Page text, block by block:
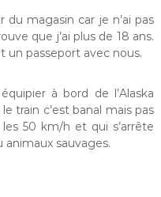
magasin car je n’ai pas
que j’ai plus de 18 ans.
un passeport avec nous.
à bord de l’Alaska
train c’est banal mais pas
50 km/h et qui s’arrête
animaux sauvages.